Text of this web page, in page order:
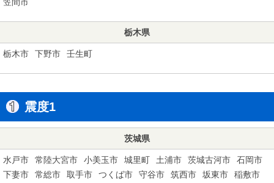
栃木県
栃木市 下野市 壬生町
震度1
茨城県
水戸市 常陸大宮市 小美玉市 城里町 土浦市 茨城古河市
石岡市
下妻市
常総市 取手市 つくば市 守谷市 筑西市 坂東市
稲敷市